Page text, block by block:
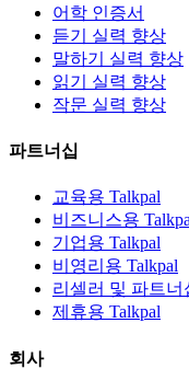
어학 인증서
듣기 실력 향상
말하기 실력 향상
읽기 실력 향상
작문 실력 향상
파트너십
교육용 Talkpal
비즈니스용
기업용 Talkpal
비영리용 Talkpal
리셀러 및 파트
제휴용 Talkpal
회사